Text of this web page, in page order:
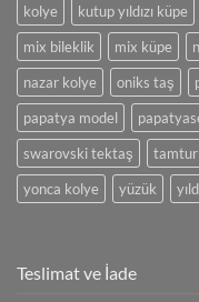
kolye
kutup yıldızı küpe
mix bileklik
mix küpe
nazar kolye
oniks taş
papatya model
swarovski tektaş
tamtur
yonca kolye
yüzük
Teslimat ve İade